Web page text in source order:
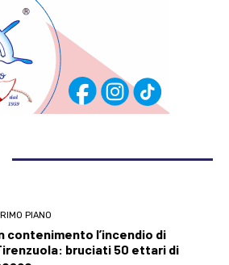
PIANO
contenimento l’incendio di
bruciati 50 ettari di